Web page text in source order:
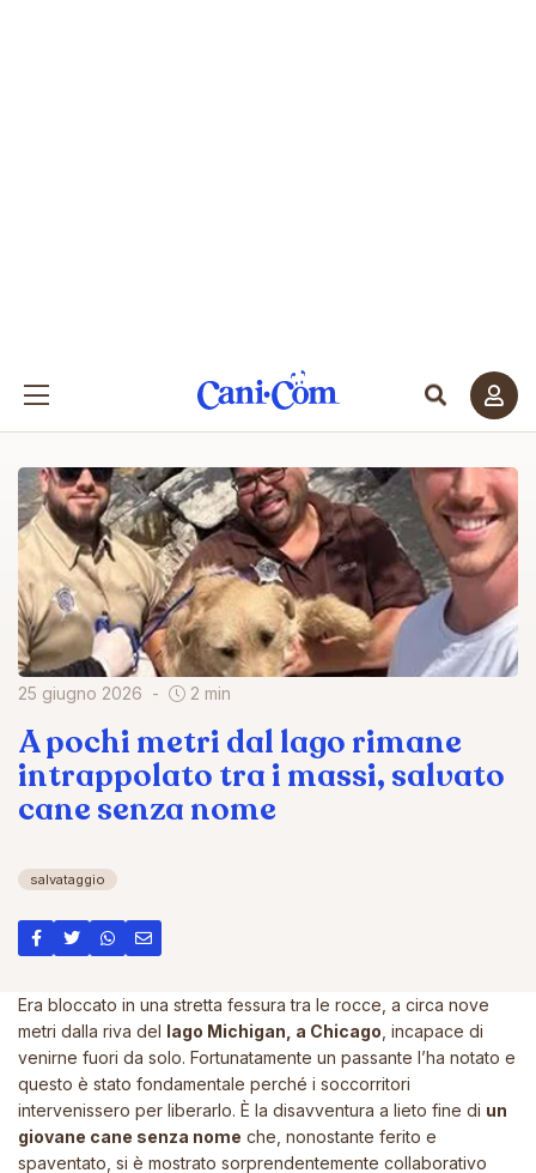
25 giugno 2026 2 min
A pochi metri dal lago rimane
intrappolato tra i massi, salvato
cane senza nome
salvataggio
Era bloccato in una stretta fessura tra le rocce, a circa nove
metri dalla riva del lago Michigan, a Chicago , incapace di
venirne fuori da solo. Fortunatamente un passante l’ha notato e
questo è stato fondamentale perché i soccorritori
intervenissero per liberarlo. È la disavventura a lieto fine di un
giovane cane senza nome che, nonostante ferito e
spaventato, si è mostrato sorprendentemente collaborativo